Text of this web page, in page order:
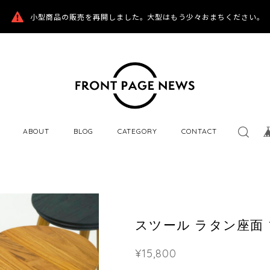
小型商品の販売を再開しました。大型はもう少々おまちください。
ABOUT BLOG CATEGORY CONTACT
スツール ラタン座面
¥15,800